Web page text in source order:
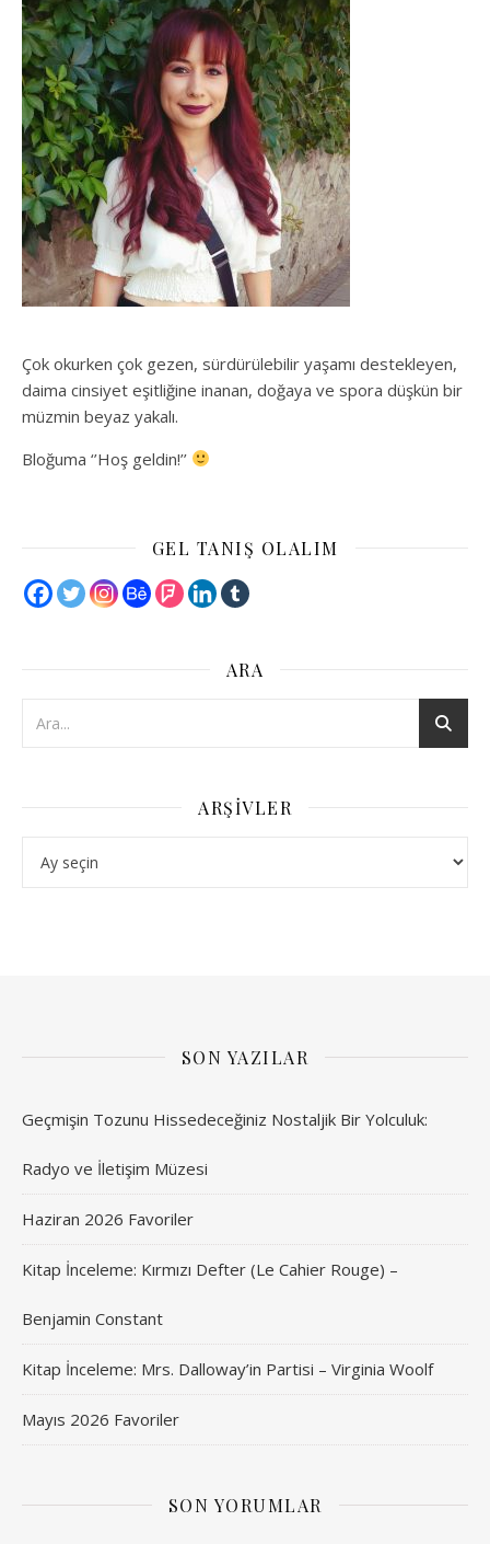
Çok okurken çok gezen, sürdürülebilir yaşamı destekleyen,
daima cinsiyet eşitliğine inanan, doğaya ve spora düşkün bir
müzmin beyaz yakalı.
Bloğuma ‘’Hoş geldin!’’
GEL TANIŞ OLALIM
ARA
ARŞIVLER
SON YAZILAR
Geçmişin Tozunu Hissedeceğiniz Nostaljik Bir Yolculuk:
Radyo ve İletişim Müzesi
Haziran 2026 Favoriler
Kitap İnceleme: Kırmızı Defter (Le Cahier Rouge) –
Benjamin Constant
Kitap İnceleme: Mrs. Dalloway’in Partisi – Virginia Woolf
Mayıs 2026 Favoriler
SON YORUMLAR